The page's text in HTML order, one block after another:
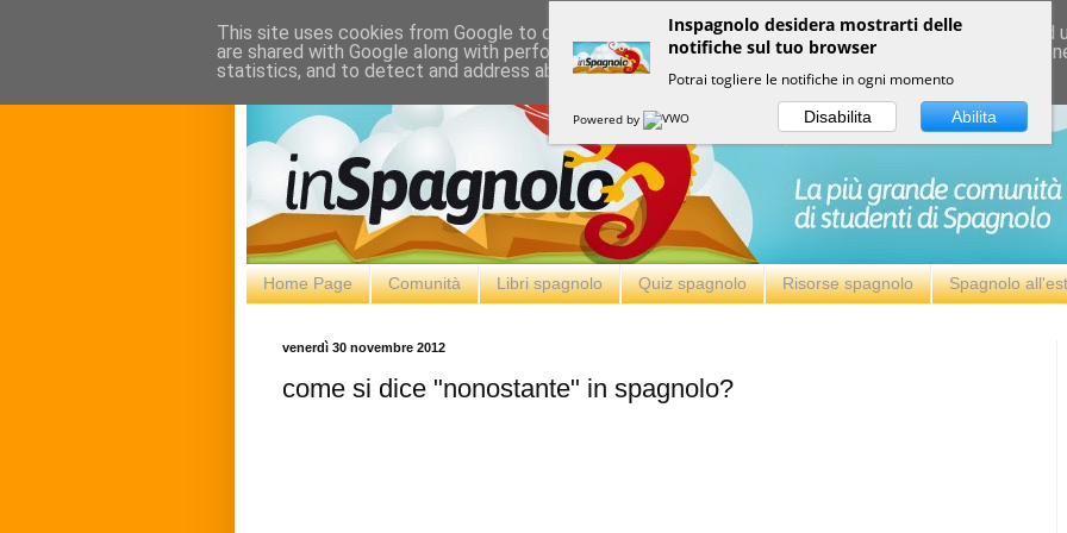
Home Page Comunità Libri spagnolo Quiz spagnolo Risorse spagnolo Spagnolo
venerdì 30 novembre 2012
come si dice "nonostante" in spagnolo?
This site uses cookies from Google to deliver its services and to analyze traffic. Your IP address and
are shared with Google along with performance and security metrics to ensure quality of service,
statistics, and to detect and address abuse.
Inspagnolo desidera mostrarti delle
notifiche sul tuo browser
Potrai togliere le notifiche in ogni momento
Powered by Disabilita Abilita